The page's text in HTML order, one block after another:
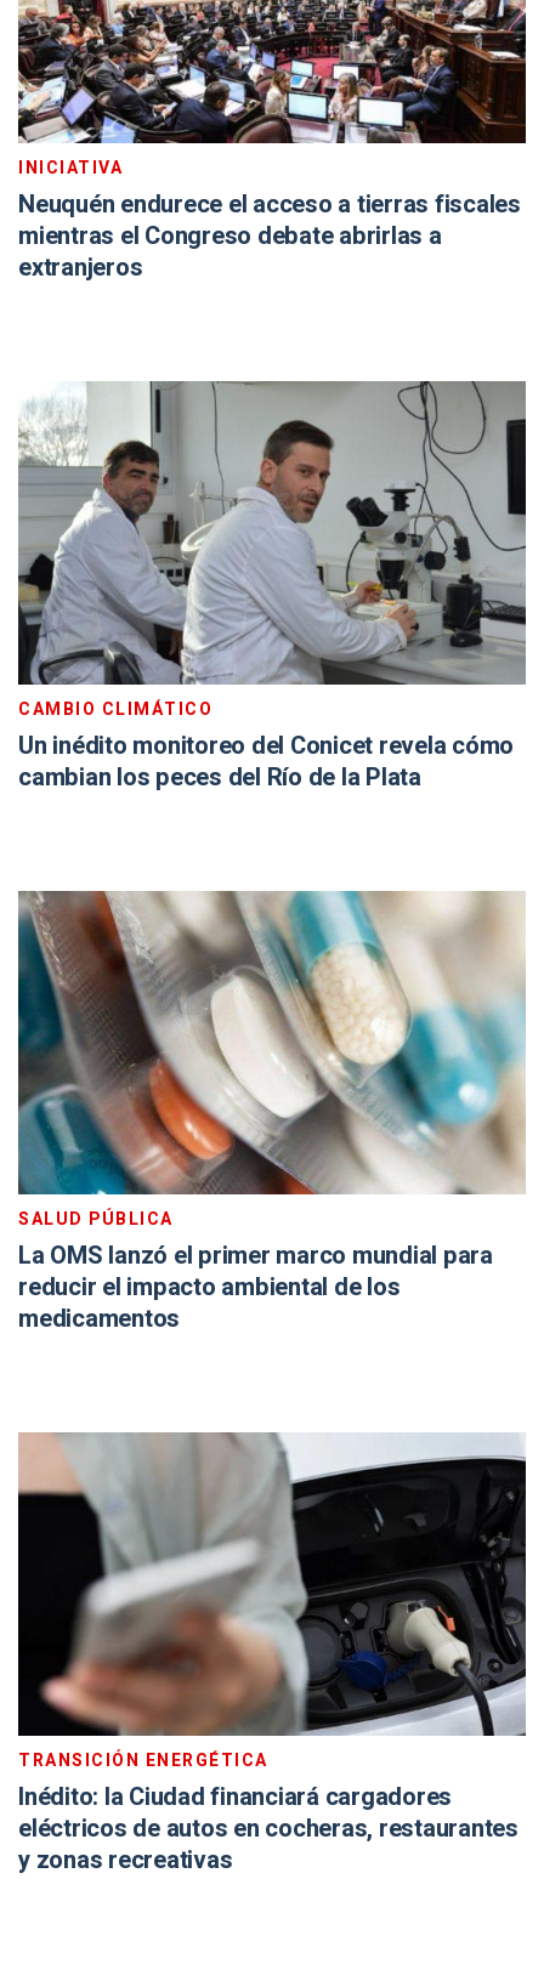
INICIATIVA
Neuquén endurece el acceso a tierras fiscales
mientras el Congreso debate abrirlas a
extranjeros
CAMBIO CLIMÁTICO
Un inédito monitoreo del Conicet revela cómo
cambian los peces del Río de la Plata
SALUD PÚBLICA
La OMS lanzó el primer marco mundial para
reducir el impacto ambiental de los
medicamentos
TRANSICIÓN ENERGÉTICA
Inédito: la Ciudad financiará cargadores
eléctricos de autos en cocheras, restaurantes
y zonas recreativas